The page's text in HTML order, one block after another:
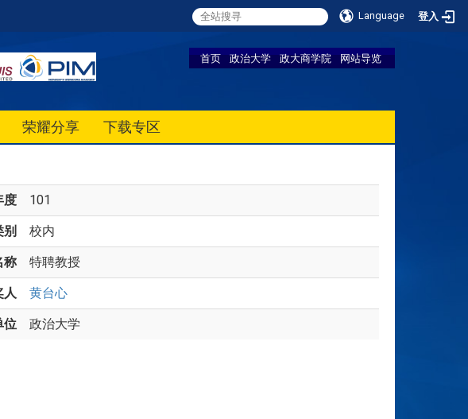
Language 登入
首页 政治大学 政大商学院 网站导览
荣耀分享 下载专区
度 101
别 校内
称 特聘教授
人 黄台心
位 政治大学